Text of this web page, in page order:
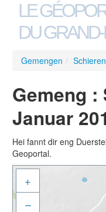
LE
DU
Gemengen / Schieren
Gemeng :
Januar
Hei fannt dir eng
Geoportal.
+
–